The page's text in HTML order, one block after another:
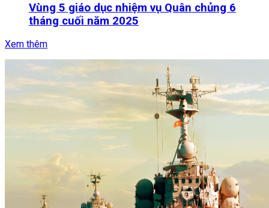
Vùng 5 giáo dục nhiệm vụ Quân chủng 6
tháng cuối năm 2025
Xem thêm